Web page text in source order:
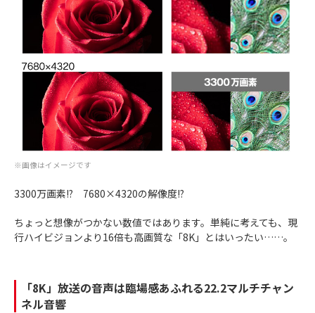
※画像はイメージです
3300万画素!? 7680×4320の解像度!?
ちょっと想像がつかない数値ではあります。単純に考えても、現
行ハイビジョンより16倍も高画質な「8K」とはいったい……。
「8K」放送の音声は臨場感あふれる22.2マルチチャン
ネル音響